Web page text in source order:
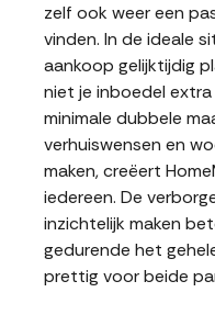
zelf ook weer een
vinden. In de ideale
aankoop gelijktijdig
niet je inboedel
minimale dubbele
verhuiswensen en
maken, creëert
iedereen. De
inzichtelijk maken
gedurende het
prettig voor beide